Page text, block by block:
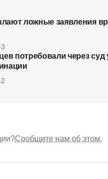
ложные заявления
потребовали через суд
Сообщите нам об этом.